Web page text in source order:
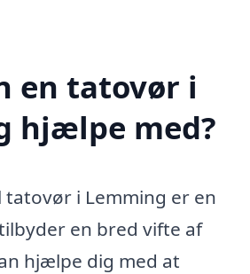
en tatovør i
hjælpe med?
tatovør i Lemming er en
en bred vifte af
hjælpe dig med at